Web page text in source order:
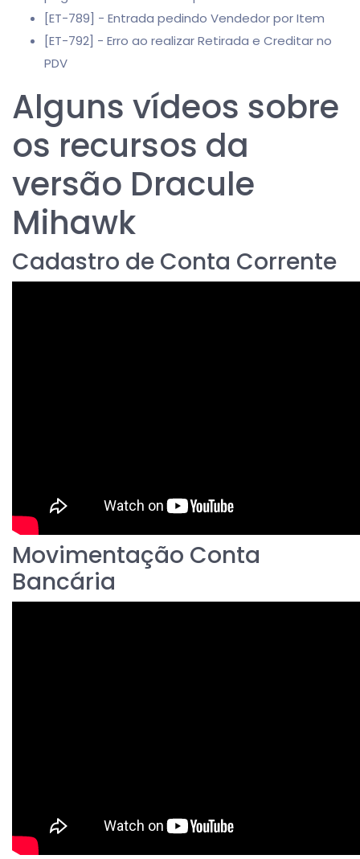
[ET-789] - Entrada pedindo Vendedor por Item
[ET-792] - Erro ao realizar Retirada e Creditar no
PDV
Alguns vídeos sobre
os recursos da
versão Dracule
Mihawk
Cadastro de Conta Corrente
Movimentação Conta
Bancária